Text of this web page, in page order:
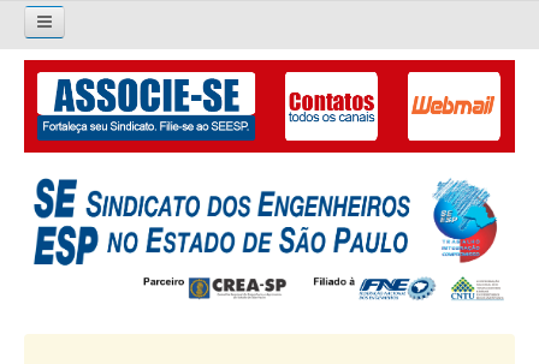
Pesquisar...
O SINDICATO
APRESENTAÇÃO
PALAVRA DO PRESIDENTE
DIRETORIA